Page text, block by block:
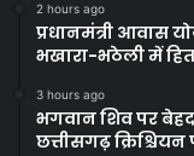
2 hours ago
प्रधानमंत्री आवास
भखारा-भठेली में
3 hours ago
भगवान शिव पर
छत्तीसगढ़